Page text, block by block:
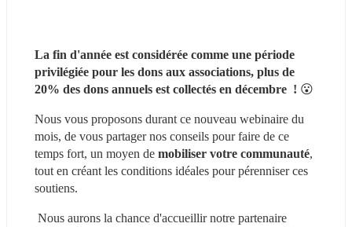
La fin d'année est considérée comme une période
privilégiée pour les dons aux associations, plus de
20% des dons annuels est collectés en décembre  ! 😮
Nous vous proposons durant ce nouveau webinaire du
mois, de vous partager nos conseils pour faire de ce
temps fort, un moyen de mobiliser votre communauté,
tout en créant les conditions idéales pour pérenniser ces
soutiens.
Nous aurons la chance d'accueillir notre partenaire